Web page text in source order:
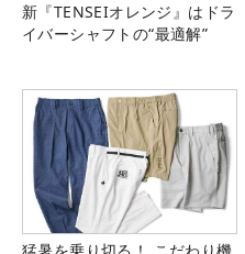
新『TENSEIオレンジ』はドラ
イバーシャフトの“最適解”
猛暑を乗り切る！ こだわり機